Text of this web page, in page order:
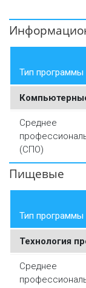
Тип программы
Среднее
(СПО)
Пищевые
Тип программы
Технология
Среднее